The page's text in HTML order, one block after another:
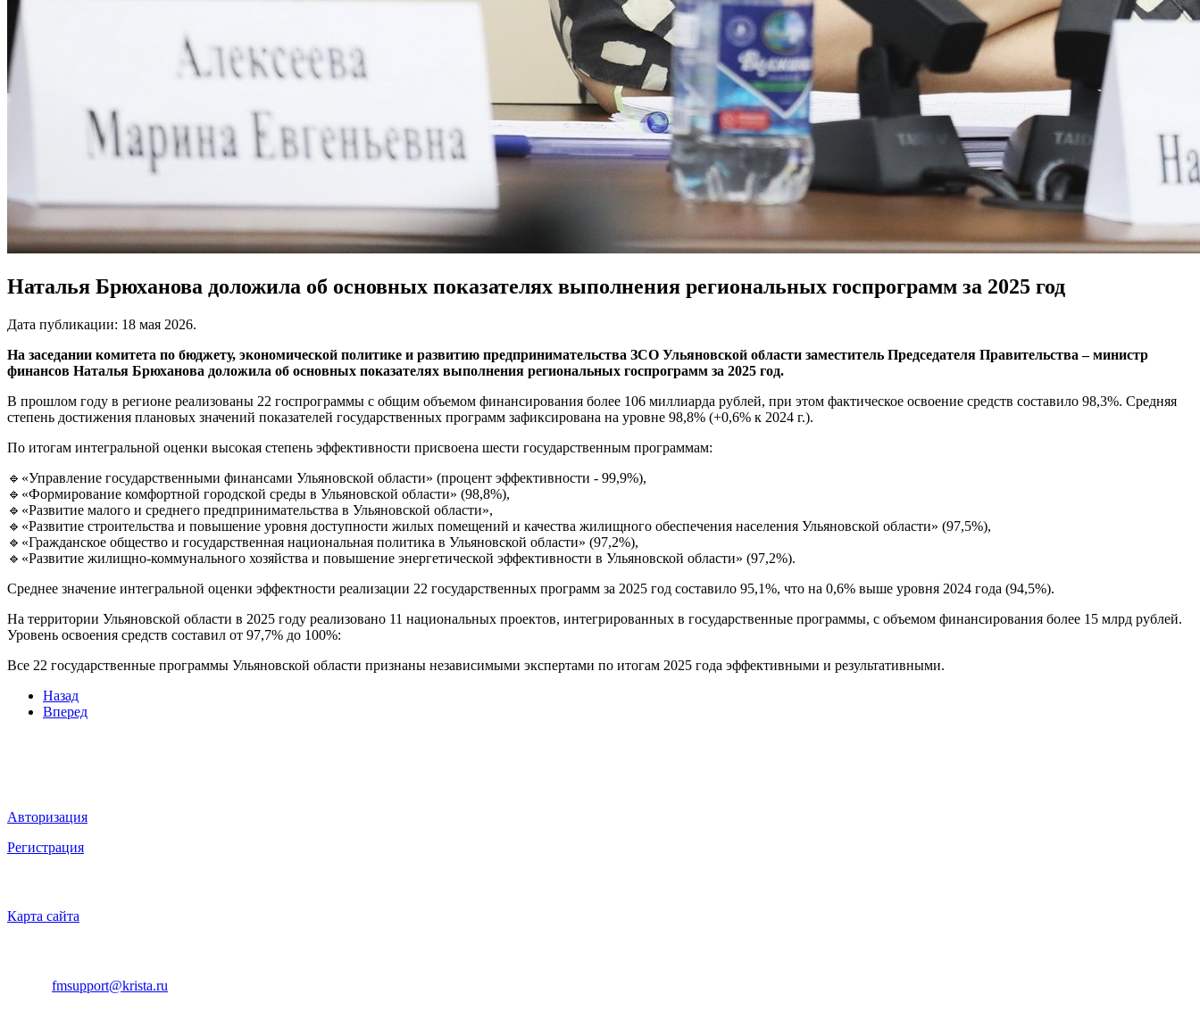
Наталья Брюханова доложила об основных показателях выполнения региональных госпрограмм за 2025 год
Дата публикации: 18 мая 2026.
На заседании комитета по бюджету, экономической политике и развитию предпринимательства ЗСО Ульяновской области заместитель Председателя Правительства – министр
финансов Наталья Брюханова доложила об основных показателях выполнения региональных госпрограмм за 2025 год.
В прошлом году в регионе реализованы 22 госпрограммы с общим объемом финансирования более 106 миллиарда рублей, при этом фактическое освоение средств составило 98,3%. Средняя
степень достижения плановых значений показателей государственных программ зафиксирована на уровне 98,8% (+0,6% к 2024 г.).
По итогам интегральной оценки высокая степень эффективности присвоена шести государственным программам:
🔹«Управление государственными финансами Ульяновской области» (процент эффективности - 99,9%),
🔹«Формирование комфортной городской среды в Ульяновской области» (98,8%),
🔹«Развитие малого и среднего предпринимательства в Ульяновской области»,
🔹«Развитие строительства и повышение уровня доступности жилых помещений и качества жилищного обеспечения населения Ульяновской области» (97,5%),
🔹«Гражданское общество и государственная национальная политика в Ульяновской области» (97,2%),
🔹«Развитие жилищно-коммунального хозяйства и повышение энергетической эффективности в Ульяновской области» (97,2%).
Среднее значение интегральной оценки эффектности реализации 22 государственных программ за 2025 год составило 95,1%, что на 0,6% выше уровня 2024 года (94,5%).
На территории Ульяновской области в 2025 году реализовано 11 национальных проектов, интегрированных в государственные программы, с объемом финансирования более 15 млрд рублей.
Уровень освоения средств составил от 97,7% до 100%:
Все 22 государственные программы Ульяновской области признаны независимыми экспертами по итогам 2025 года эффективными и результативными.
Назад
Вперед
Авторизация
Регистрация
Карта сайта
fmsupport@krista.ru